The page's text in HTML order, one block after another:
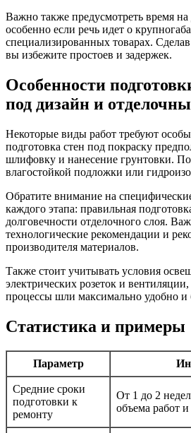
Важно также предусмотреть время на
особенно если речь идет о
специализированных товарах.
вы избежите простоев и задержек.
Особенности
под дизайн и
Некоторые виды работ требуют
подготовка стен под покраску
шлифовку и нанесение грунтовки.
влагостойкой подложки или
Обратите внимание на
каждого этапа: правильная
долговечности отделочного слоя.
технологические рекомендации и
производителя материалов.
Также стоит учитывать условия
электрических розеток и
процессы шли максимально удобно и
Статистика и примеры
Параметр
Средние сроки
подготовки к
ремонту
От 1 до 2
объема работ